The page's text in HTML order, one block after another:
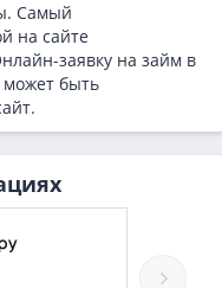
Самый
на сайте
заявку на займ в
быть